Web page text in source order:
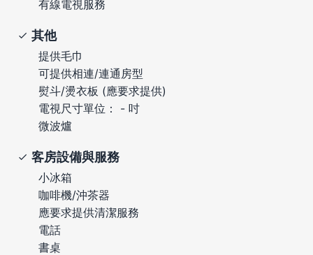
有線電視服務
其他
提供毛巾
可提供相連/連通房型
熨斗/燙衣板 (應要求提供)
電視尺寸單位： - 吋
微波爐
客房設備與服務
小冰箱
咖啡機/沖茶器
應要求提供清潔服務
電話
書桌